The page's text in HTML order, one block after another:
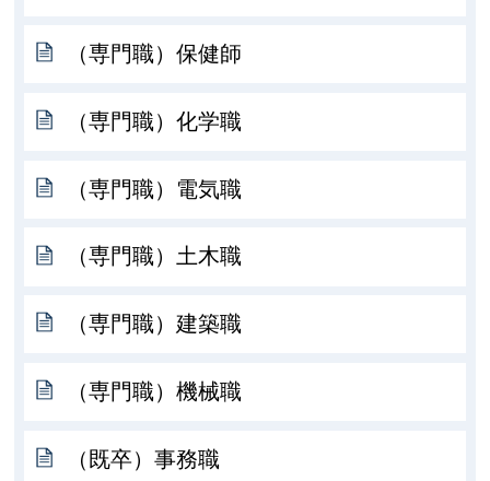
（専門職）保健師
（専門職）化学職
（専門職）電気職
（専門職）土木職
（専門職）建築職
（専門職）機械職
（既卒）事務職